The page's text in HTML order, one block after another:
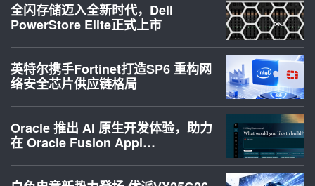
全闪存储迈入全新时代，Dell
PowerStore Elite正式上市
英特尔携手Fortinet打造SP6 重构网
络安全芯片供应链格局
Oracle 推出 AI 原生开发体验，助力
在 Oracle Fusion Appl…